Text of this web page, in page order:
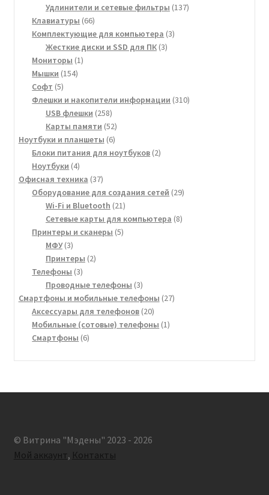
товара
Удлинители и сетевые фильтры 137137
Клавиатуры 6666
товаров
Комплектующие для компьютера 33
Жесткие диски и SSD для ПК 33
Мониторы 11
Мышки 154154
Софт 55
товаров
Флешки и накопители информации 310310
USB флешки 258258
товаров
Карты памяти 5252
товара
Ноутбуки и планшеты 66
товаров
Блоки питания для ноутбуков 22
Ноутбуки 44
товара
Офисная техника 3737
товаров
Оборудование для создания сетей 2929
Wi-Fi и Bluetooth 2121
товар
Сетевые карты для компьютера 88
Принтеры и сканеры 55
МФУ 33
товара
Принтеры 22
Телефоны 33
товара
Проводные телефоны 33
товара
Смартфоны и мобильные телефоны 2727
Аксессуары для телефонов 2020
товаров
Мобильные (сотовые) телефоны 11
Смартфоны 66
© Витрина "Мэдены" 2023 - 2026
Мой аккаунт, Контакты